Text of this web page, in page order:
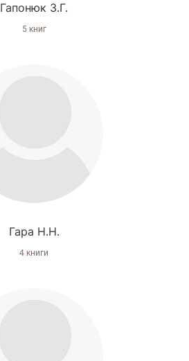
Гапонюк З.Г.
5 книг
Гара Н.Н.
4 книги